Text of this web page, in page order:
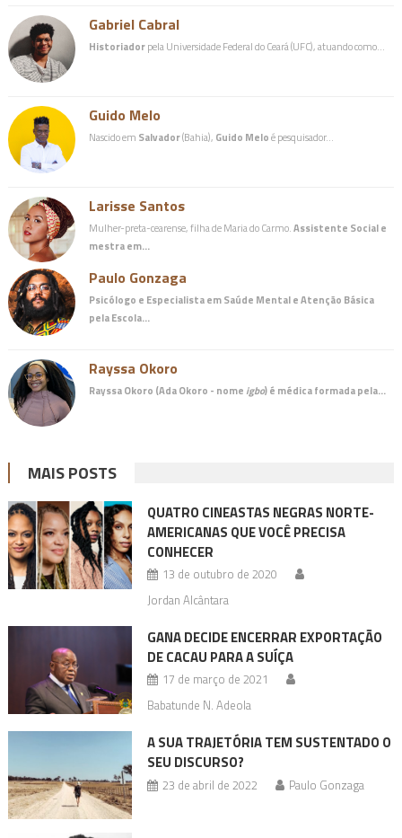
Gabriel Cabral
Historiadorpela Universidade Federal do Ceará (UFC), atuando como…
Guido Melo
Nascido em Salvador(Bahia), Guido Meloé pesquisador…
Larisse Santos
Mulher-preta-cearense, filha de Maria do Carmo.Assistente Social e
mestra em…
Paulo Gonzaga
Psicólogo e Especialista em Saúde Mental e Atenção Básica
pela Escola…
Rayssa Okoro
Rayssa Okoro (Ada Okoro - nome igbo) é médicaformada pela…
MAIS POSTS
QUATRO CINEASTAS NEGRAS NORTE-
AMERICANAS QUE VOCÊ PRECISA
CONHECER
13 de outubro de 2020
Jordan Alcântara
GANA DECIDE ENCERRAR EXPORTAÇÃO
DE CACAU PARA A SUÍÇA
17 de março de 2021
Babatunde N. Adeola
A SUA TRAJETÓRIA TEM SUSTENTADO O
SEU DISCURSO?
23 de abril de 2022 Paulo Gonzaga